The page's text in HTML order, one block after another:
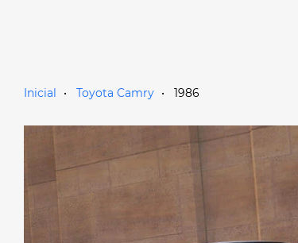
Inicial Toyota Camry 1986